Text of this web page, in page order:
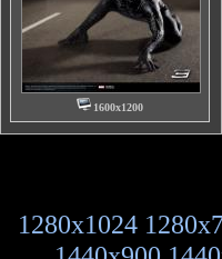
1600x1200
1280x1024